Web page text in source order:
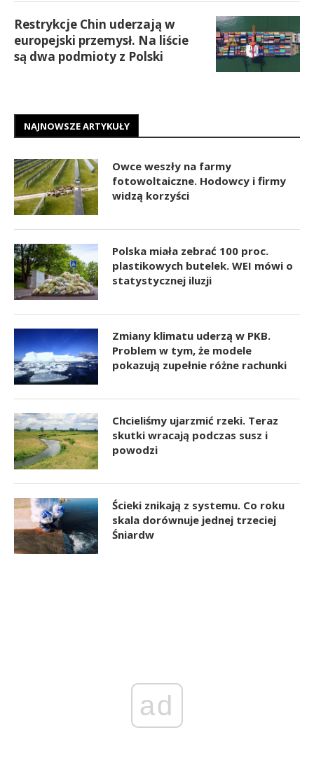
Restrykcje Chin uderzają w
europejski przemysł. Na liście
są dwa podmioty z Polski
NAJNOWSZE ARTYKUŁY
Owce weszły na farmy
fotowoltaiczne. Hodowcy i firmy
widzą korzyści
Polska miała zebrać 100 proc.
plastikowych butelek. WEI mówi o
statystycznej iluzji
Zmiany klimatu uderzą w PKB.
Problem w tym, że modele
pokazują zupełnie różne rachunki
Chcieliśmy ujarzmić rzeki. Teraz
skutki wracają podczas susz i
powodzi
Ścieki znikają z systemu. Co roku
skala dorównuje jednej trzeciej
Śniardw
ad